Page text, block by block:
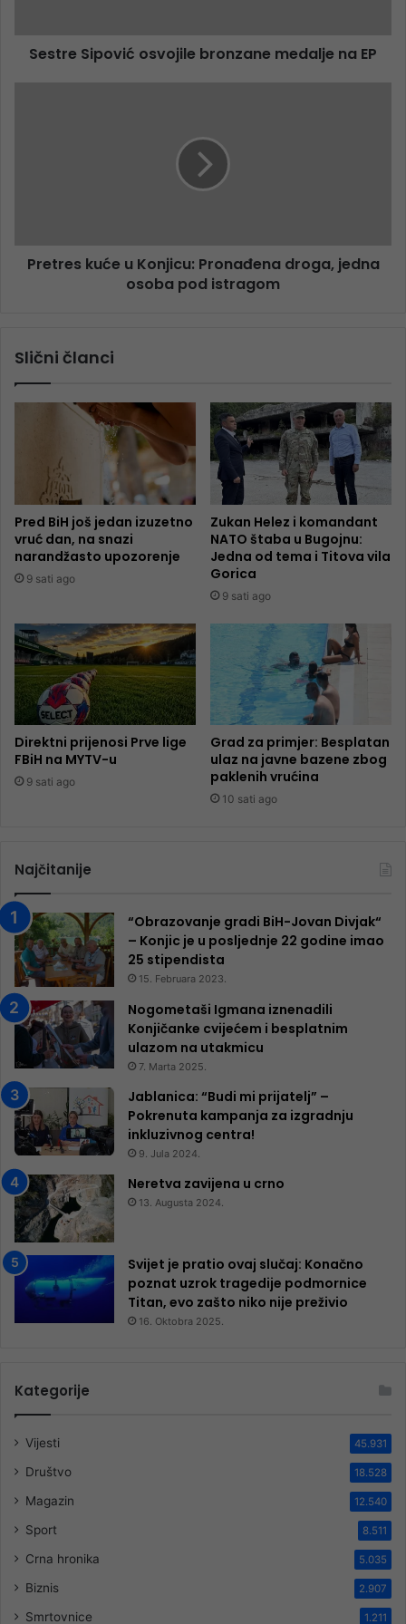
Sestre Sipović osvojile bronzane medalje na EP
Pretres kuće u Konjicu: Pronađena droga, jedna
osoba pod istragom
Slični članci
Pred BiH još jedan izuzetno
vruć dan, na snazi
narandžasto upozorenje
9 sati ago
Zukan Helez i komandant
NATO štaba u Bugojnu:
Jedna od tema i Titova vila
Gorica
9 sati ago
Direktni prijenosi Prve lige
FBiH na MYTV-u
9 sati ago
Grad za primjer: Besplatan
ulaz na javne bazene zbog
paklenih vrućina
10 sati ago
Najčitanije
“Obrazovanje gradi BiH-Jovan Divjak“
– Konjic je u posljednje 22 godine imao
25 ​​stipendista
15. Februara 2023.
Nogometaši Igmana iznenadili
Konjičanke cvijećem i besplatnim
ulazom na utakmicu
7. Marta 2025.
Jablanica: “Budi mi prijatelj” –
Pokrenuta kampanja za izgradnju
inkluzivnog centra!
9. Jula 2024.
Neretva zavijena u crno
13. Augusta 2024.
Svijet je pratio ovaj slučaj: Konačno
poznat uzrok tragedije podmornice
Titan, evo zašto niko nije preživio
16. Oktobra 2025.
Kategorije
Vijesti 45.931
Društvo 18.528
Magazin 12.540
Sport 8.511
Crna hronika 5.035
Biznis 2.907
Smrtovnice 1.211